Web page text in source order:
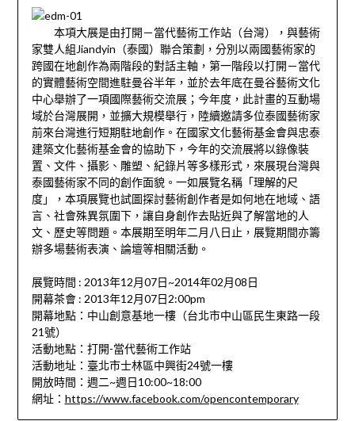
本項大展是由打開－當代藝術工作站（台灣），與藝術
家雙人組Jiandyin（泰國）聯合策劃，分別以兩國藝術家的
跨國在地創作為兩階段的對話主軸，第一階段以打開－當代
的實體藝術空間進駐曼谷半年，並於去年底在曼谷藝術文化
中心舉辦了一項國際藝術交流展；今年度，此計畫的互動場
域於台灣展開，並擴大規模舉行，陸續邀請多位泰國藝術家
前來台灣進行短期駐地創作。在國家文化藝術基金會與忠泰
建築文化藝術基金會的協助下，今年的交流展將以錄像裝
置、文件、攝影、雕塑、紀錄片等多樣形式，來展現台灣與
泰國藝術家不同的創作面貌。一如展覽名稱「理解的尺
度」，本項展覽也試圖探討藝術創作者是如何地在地域、語
言、社會殊異氛圍下，讓自身創作去貼近與了解當地的人
文、歷史等問題。本展期至明年二月八日止，展覽期間亦籌
辦多場藝術表演、論壇等相關活動。
展覽時間 : 2013年12月07日~2014年02月08日
開幕茶會 : 2013年12月07日2:00pm
開幕地點：中山創意基地一樓（台北市中山區民生東路一段
21號）
活動地點：打開-當代藝術工作站
活動地址：臺北市士林區中興街24號一樓
開放時間：週二~週日10:00~18:00
網址： https://www.facebook.com/opencontemporary